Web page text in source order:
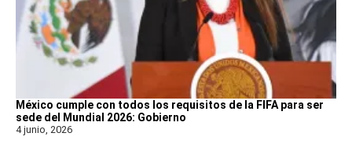
México cumple con todos los requisitos de la FIFA para ser
sede del Mundial 2026: Gobierno
4 junio, 2026